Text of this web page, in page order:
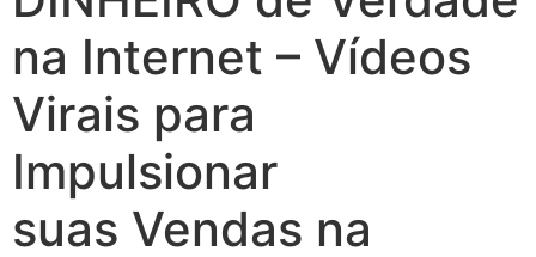
na Internet – Vídeos
Virais para
Impulsionar
suas Vendas na